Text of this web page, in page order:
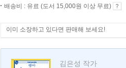
배송비 : 유료 (도서 15,000원 이상 무료)
이미 소장하고 있다면 판매해 보세요!
김은성 작가